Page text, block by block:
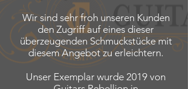
Wir sind sehr froh unseren Kunden
den Zugriff auf eines dieser
überzeugenden Schmuckstücke mit
diesem Angebot zu erleichtern.
Unser Exemplar wurde 2019 von